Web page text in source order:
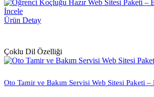
Ürün Detay
Çoklu Dil Özelliği
Oto Tamir ve Bakım Servisi Web Sitesi Paketi –